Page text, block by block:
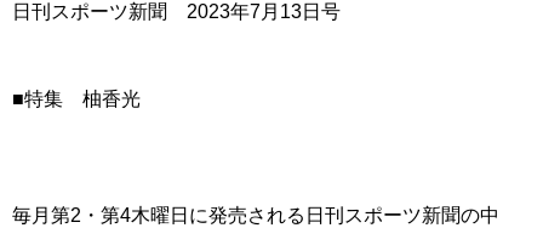
日刊スポーツ新聞 2023年7月13日号
■特集 柚香光
毎月第2・第4木曜日に発売される日刊スポーツ新聞の中